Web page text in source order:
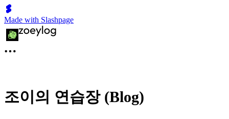
Made with Slashpage
조이의 연습장 (Blog)